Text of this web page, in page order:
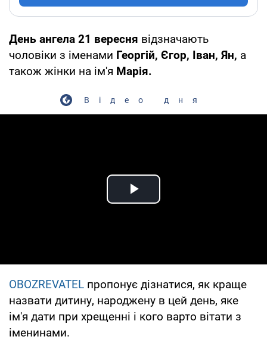
День ангела 21 вересня відзначають
чоловіки з іменами Георгій, Єгор, Іван, Ян, а
також жінки на ім'я Марія.
Відео дня
Play Video
OBOZREVATEL пропонує дізнатися, як краще
назвати дитину, народжену в цей день, яке
ім'я дати при хрещенні і кого варто вітати з
іменинами.